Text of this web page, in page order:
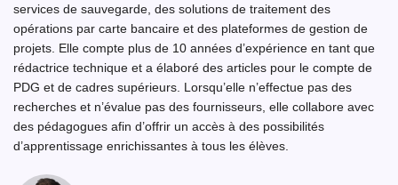
services de sauvegarde, des solutions de traitement des
opérations par carte bancaire et des plateformes de gestion de
projets. Elle compte plus de 10 années d’expérience en tant que
rédactrice technique et a élaboré des articles pour le compte de
PDG et de cadres supérieurs. Lorsqu’elle n’effectue pas des
recherches et n’évalue pas des fournisseurs, elle collabore avec
des pédagogues afin d’offrir un accès à des possibilités
d’apprentissage enrichissantes à tous les élèves.